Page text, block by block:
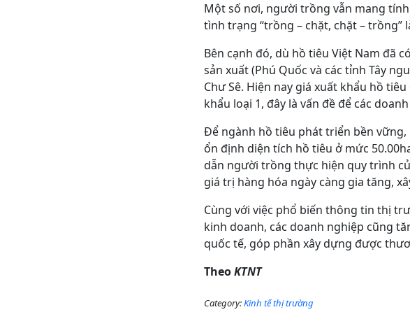
Một số nơi, người trồng vẫn mang
tình trạng “trồng – chặt, chặt –
Bên cạnh đó, dù hồ tiêu Việt Nam đã
sản xuất (Phú Quốc và các tỉnh Tây
Chư Sê. Hiện nay giá xuất khẩu hồ
khẩu loại 1, đây là vấn đề để các
Để ngành hồ tiêu phát triển bền
ổn định diện tích hồ tiêu ở mức
dẫn người trồng thực hiện quy trình
giá trị hàng hóa ngày càng gia tăng,
Cùng với việc phổ biến thông tin thị
kinh doanh, các doanh nghiệp cũng
quốc tế, góp phần xây dựng được
TheoKTNT
Category:Kinh tế thị trường